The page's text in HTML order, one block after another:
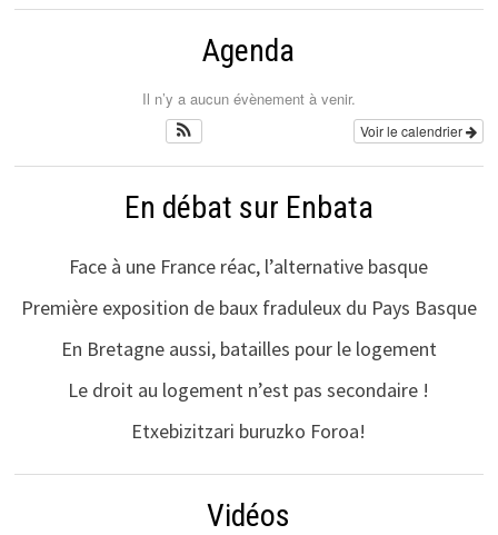
Agenda
Il n’y a aucun évènement à venir.
Voir le calendrier
En débat sur Enbata
Face à une France réac, l’alternative basque
Première exposition de baux fraduleux du Pays Basque
En Bretagne aussi, batailles pour le logement
Le droit au logement n’est pas secondaire !
Etxebizitzari buruzko Foroa!
Vidéos